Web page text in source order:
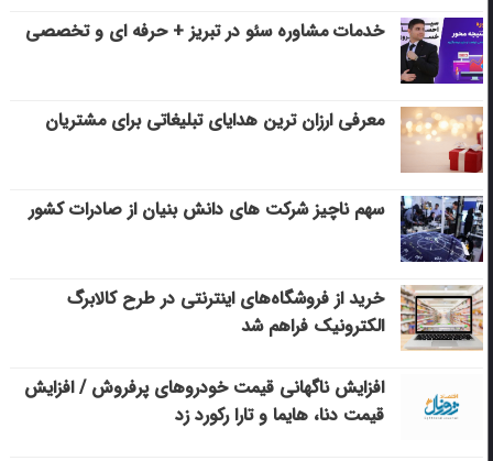
خدمات مشاوره سئو در تبریز + حرفه ای و تخصصی
معرفی ارزان ترین هدایای تبلیغاتی برای مشتریان
سهم ناچیز شرکت های دانش بنیان از صادرات کشور
خرید از فروشگاه‌های اینترنتی در طرح کالابرگ
الکترونیک فراهم شد
افزایش ناگهانی قیمت خودروهای پرفروش / افزایش
قیمت دنا، هایما و تارا رکورد زد